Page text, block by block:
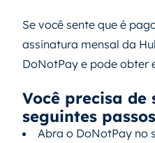
Se você sente que é
assinatura mensal da
DoNotPay e pode obter
Você precisa de
seguintes
Abra o DoNotPay no